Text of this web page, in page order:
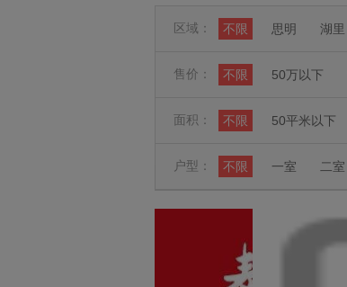
区域： 不限 思明 湖里
售价： 不限 50万以下
面积： 不限 50平米以下
户型： 不限 一室 二室